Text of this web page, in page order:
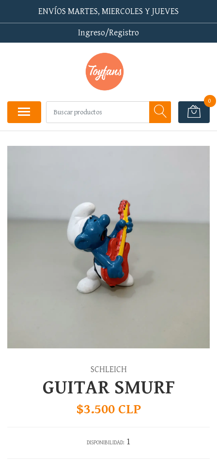
ENVÍOS MARTES, MIERCOLES Y JUEVES
Ingreso/Registro
0
SCHLEICH
GUITAR SMURF
$3.500 CLP
DISPONIBILIDAD: 1